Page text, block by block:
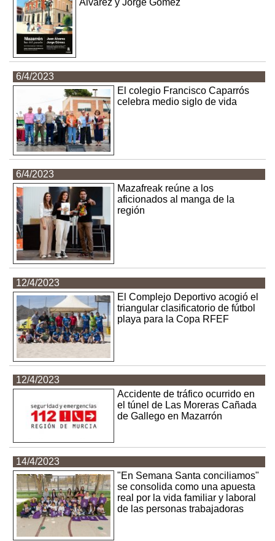
Álvarez y Jorge Gómez
6/4/2023
El colegio Francisco Caparrós
celebra medio siglo de vida
6/4/2023
Mazafreak reúne a los
aficionados al manga de la
región
12/4/2023
El Complejo Deportivo acogió el
triangular clasificatorio de fútbol
playa para la Copa RFEF
12/4/2023
Accidente de tráfico ocurrido en
el túnel de Las Moreras Cañada
de Gallego en Mazarrón
14/4/2023
"En Semana Santa conciliamos"
se consolida como una apuesta
real por la vida familiar y laboral
de las personas trabajadoras